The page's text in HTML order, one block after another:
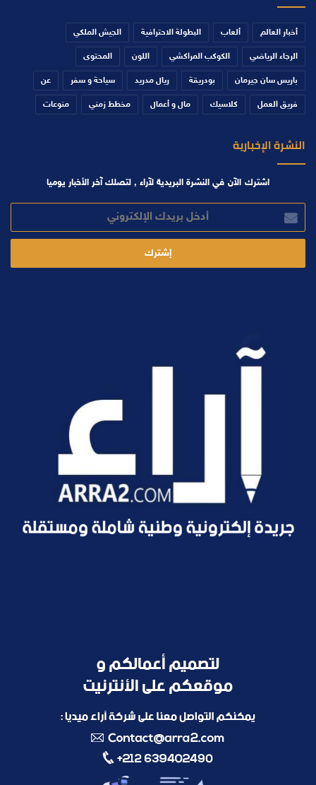
أخبار العالم ألعاب البطولة الاحترافية الجيش الملكي
الرجاء الرياضي الكوكب المراكشي اللون المحتوى
باريس سان جيرمان بودريقة ريال مدريد سياحة و سفر عن
فريق العمل كلاسيك مال و أعمال مخطط زمني منوعات
النشرة الإخبارية
اشترك الآن في النشرة البريدية لآراء , لتصلك آخر الأخبار يوميا
بريدك
الإلكتروني